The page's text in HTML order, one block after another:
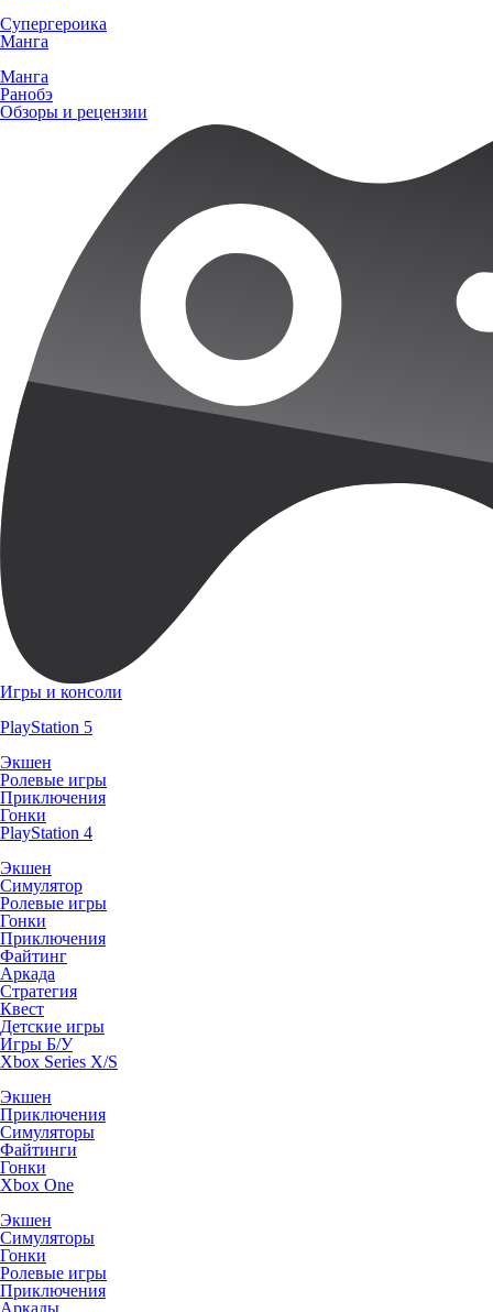
Супергероика
Манга
Манга
Ранобэ
Обзоры и рецензии
Игры и консоли
PlayStation 5
Экшен
Ролевые игры
Приключения
Гонки
PlayStation 4
Экшен
Симулятор
Ролевые игры
Гонки
Приключения
Файтинг
Аркада
Стратегия
Квест
Детские игры
Игры Б/У
Xbox Series X/S
Экшен
Приключения
Симуляторы
Файтинги
Гонки
Xbox One
Экшен
Симуляторы
Гонки
Ролевые игры
Приключения
Аркады